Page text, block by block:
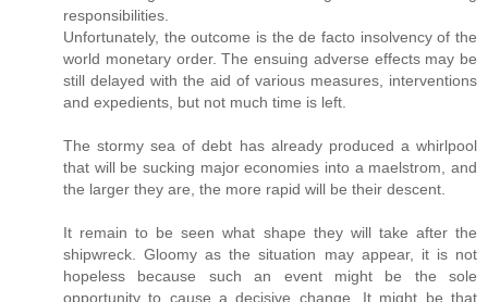
responsibilities.
Unfortunately, the outcome is the de facto insolvency of the
world monetary order. The ensuing adverse effects may be
still delayed with the aid of various measures, interventions
and expedients, but not much time is left.
The stormy sea of debt has already produced a whirlpool
that will be sucking major economies into a maelstrom, and
the larger they are, the more rapid will be their descent.
It remain to be seen what shape they will take after the
shipwreck. Gloomy as the situation may appear, it is not
hopeless because such an event might be the sole
opportunity to cause a decisive change. It might be that